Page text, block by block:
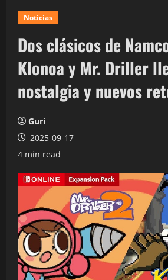
Noticias
Dos clásicos de
Klonoa y Mr. Driller
nostalgia y nuevos
Guri
2025-09-17
4 min read